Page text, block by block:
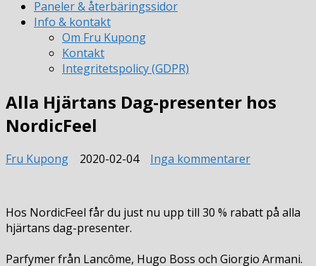
Paneler & återbäringssidor
Info & kontakt
Om Fru Kupong
Kontakt
Integritetspolicy (GDPR)
Alla Hjärtans Dag-presenter hos
NordicFeel
Fru Kupong 2020-02-04 Inga kommentarertill
Dag-
presenter
NordicFeel
Hos NordicFeel får du just nu upp till 30 % rabatt på alla
hjärtans dag-presenter.
Parfymer från Lancôme, Hugo Boss och Giorgio Armani.